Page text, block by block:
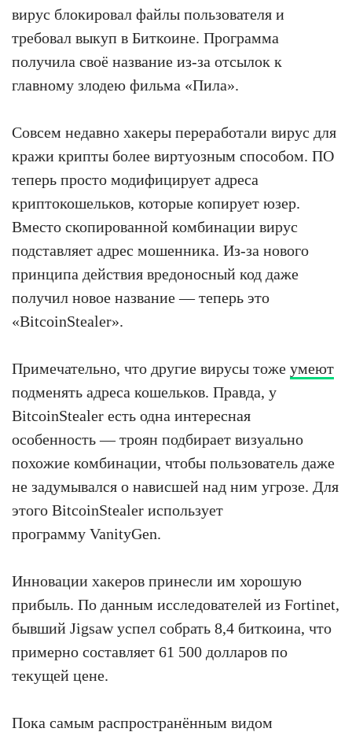
вирус блокировал файлы пользователя и
требовал выкуп в Биткоине. Программа
получила своё название из-за отсылок к
главному злодею фильма «Пила».
Совсем недавно хакеры переработали вирус для
кражи крипты более виртуозным способом. ПО
теперь просто модифицирует адреса
криптокошельков, которые копирует юзер.
Вместо скопированной комбинации вирус
подставляет адрес мошенника. Из-за нового
принципа действия вредоносный код даже
получил новое название — теперь это
«BitcoinStealer».
Примечательно, что другие вирусы тоже умеют
подменять адреса кошельков. Правда, у
BitcoinStealer есть одна интересная
особенность — троян подбирает визуально
похожие комбинации, чтобы пользователь даже
не задумывался о нависшей над ним угрозе. Для
этого BitcoinStealer использует
программу VanityGen.
Инновации хакеров принесли им хорошую
прибыль. По данным исследователей из Fortinet,
бывший Jigsaw успел собрать 8,4 биткоина, что
примерно составляет 61 500 долларов по
текущей цене.
Пока самым распространённым видом